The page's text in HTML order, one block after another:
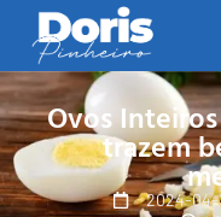
Ovos
trazem
2024-04-